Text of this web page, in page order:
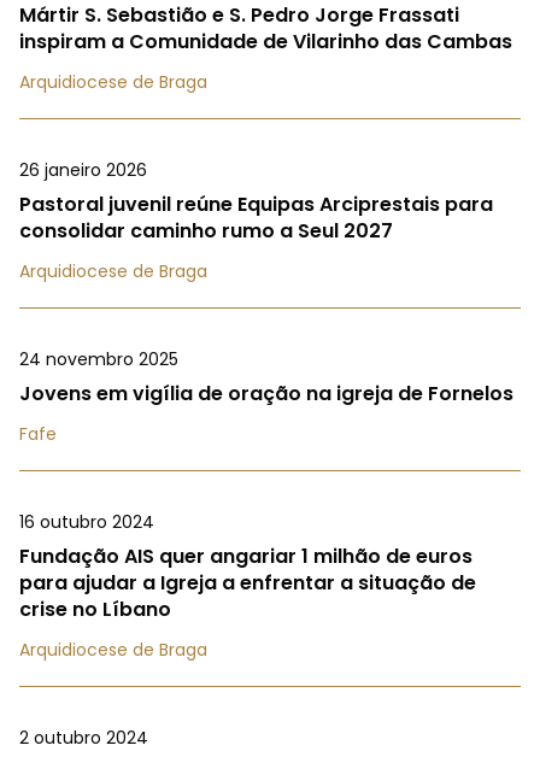
Mártir S. Sebastião e S. Pedro Jorge Frassati
inspiram a Comunidade de Vilarinho das Cambas
Arquidiocese de Braga
26 janeiro 2026
Pastoral juvenil reúne Equipas Arciprestais para
consolidar caminho rumo a Seul 2027
Arquidiocese de Braga
24 novembro 2025
Jovens em vigília de oração na igreja de Fornelos
Fafe
16 outubro 2024
Fundação AIS quer angariar 1 milhão de euros
para ajudar a Igreja a enfrentar a situação de
crise no Líbano
Arquidiocese de Braga
2 outubro 2024